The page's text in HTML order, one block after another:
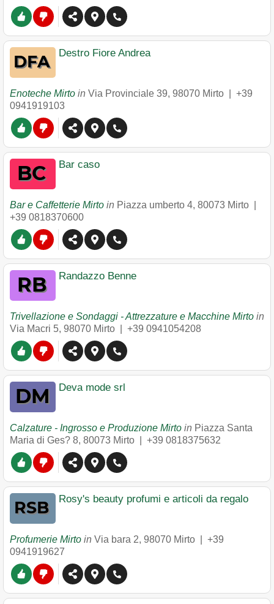
Destro Fiore Andrea
Enoteche Mirto in Via Provinciale 39, 98070 Mirto
+39
0941919103
Bar caso
Bar e Caffetterie Mirto in Piazza umberto 4, 80073 Mirto
+39 0818370600
Randazzo Benne
Trivellazione e Sondaggi - Attrezzature e Macchine Mirto in
Via Macri 5, 98070 Mirto +39 0941054208
Deva mode srl
Calzature - Ingrosso e Produzione Mirto in Piazza Santa
Maria di Ges? 8, 80073 Mirto +39 0818375632
Rosy's beauty profumi e articoli da regalo
Profumerie Mirto in Via bara 2, 98070 Mirto
+39
0941919627